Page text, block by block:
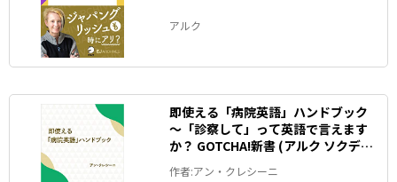
アルク
即使える「病院英語」ハンドブック
～「診察して」って英語で言えます
か？ GOTCHA!新書 (アルク ソクデジ
BOOKS)
作者:アン・クレシーニ